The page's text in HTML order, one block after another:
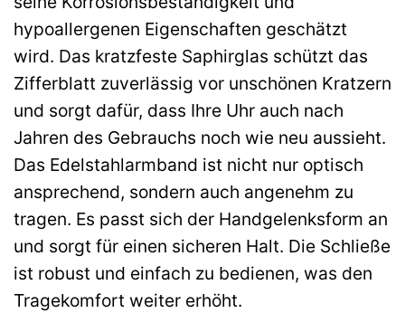
hypoallergenen Eigenschaften geschätzt
wird. Das kratzfeste Saphirglas schützt das
Zifferblatt zuverlässig vor unschönen Kratzern
und sorgt dafür, dass Ihre Uhr auch nach
Jahren des Gebrauchs noch wie neu aussieht.
Das Edelstahlarmband ist nicht nur optisch
ansprechend, sondern auch angenehm zu
tragen. Es passt sich der Handgelenksform an
und sorgt für einen sicheren Halt. Die Schließe
ist robust und einfach zu bedienen, was den
Tragekomfort weiter erhöht.